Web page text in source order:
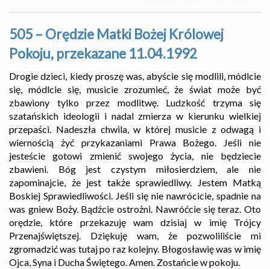
505 – Orędzie Matki Bożej Królowej
Pokoju, przekazane 11.04.1992
Drogie dzieci, kiedy proszę was, abyście się modlili, módlcie
się, módlcie się, musicie zrozumieć, że świat może być
zbawiony tylko przez modlitwę. Ludzkość trzyma się
szatańskich ideologii i nadal zmierza w kierunku wielkiej
przepaści. Nadeszła chwila, w której musicie z odwagą i
wiernością żyć przykazaniami Prawa Bożego. Jeśli nie
jesteście gotowi zmienić swojego życia, nie będziecie
zbawieni. Bóg jest czystym miłosierdziem, ale nie
zapominajcie, że jest także sprawiedliwy. Jestem Matką
Boskiej Sprawiedliwości. Jeśli się nie nawrócicie, spadnie na
was gniew Boży. Bądźcie ostrożni. Nawróćcie się teraz. Oto
orędzie, które przekazuję wam dzisiaj w imię Trójcy
Przenajświętszej. Dziękuję wam, że pozwoliliście mi
zgromadzić was tutaj po raz kolejny. Błogosławię was w imię
Ojca, Syna i Ducha Świętego. Amen. Zostańcie w pokoju.